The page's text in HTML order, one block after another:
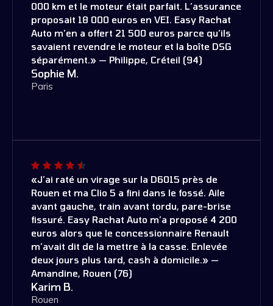
000 km et le moteur était parfait. L’assurance
proposait 18 000 euros en VEI. Easy Rachat
Auto m’en a offert 21 500 euros parce qu’ils
savaient revendre le moteur et la boîte DSG
séparément.» — Philippe, Créteil (94)
Sophie M.
Paris
«J’ai raté un virage sur la D6015 près de
Rouen et ma Clio 5 a fini dans le fossé. Aile
avant gauche, train avant tordu, pare-brise
fissuré. Easy Rachat Auto m’a proposé 4 200
euros alors que le concessionnaire Renault
m’avait dit de la mettre à la casse. Enlevée
deux jours plus tard, cash à domicile.» —
Amandine, Rouen (76)
Karim B.
Rouen